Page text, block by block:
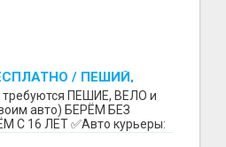
/ ПЕШИЙ,
/ БЕРЕМ БЕЗ
РАЙОН / С 16 ЛЕТ
ПЕШИЕ, ВЕЛО и
авто) БЕРЁМ БЕЗ
С 16 ЛЕТ ✅Авто курьеры: